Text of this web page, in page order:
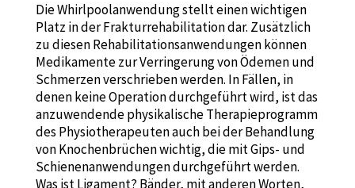
Die Whirlpoolanwendung stellt einen wichtigen
Platz in der Frakturrehabilitation dar. Zusätzlich
zu diesen Rehabilitationsanwendungen können
Medikamente zur Verringerung von Ödemen und
Schmerzen verschrieben werden. In Fällen, in
denen keine Operation durchgeführt wird, ist das
anzuwendende physikalische Therapieprogramm
des Physiotherapeuten auch bei der Behandlung
von Knochenbrüchen wichtig, die mit Gips- und
Schienenanwendungen durchgeführt werden.
Was ist Ligament? Bänder, mit anderen Worten,